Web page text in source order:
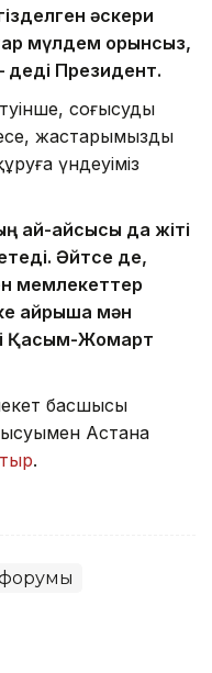
әскери
мүлдем орынсыз,
деді Президент.
соғысудың
жастарымызды
үндеуіміз
қай-қайсысы да жіті
Әйтсе де,
мемлекеттер
айрықша мән
Қасым-Жомарт
басшысы
Астана
.
форумы